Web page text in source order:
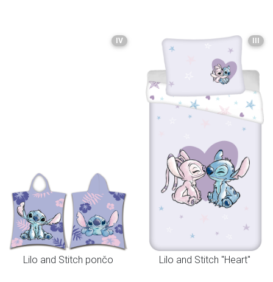
IV
Lilo and Stitch pončo
III
Lilo and Stitch "Heart"